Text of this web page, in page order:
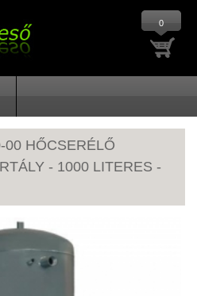
0
00 HŐCSERÉLŐ
- 1000 LITERES -